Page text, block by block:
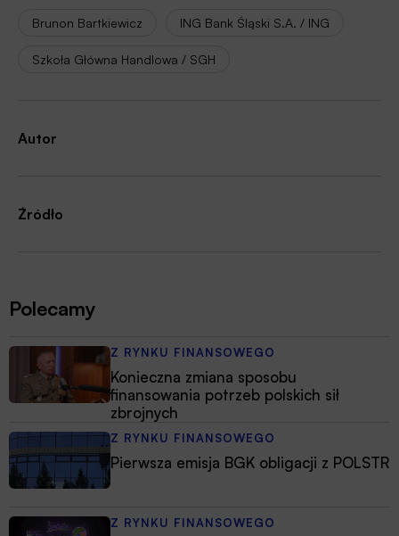
Brunon Bartkiewicz ING Bank Śląski S.A. / ING
Szkoła Główna Handlowa / SGH
Autor
Źródło
Polecamy
Z RYNKU FINANSOWEGO
Konieczna zmiana sposobu
finansowania potrzeb polskich sił
zbrojnych
Z RYNKU FINANSOWEGO
Pierwsza emisja BGK obligacji z POLSTR
Z RYNKU FINANSOWEGO